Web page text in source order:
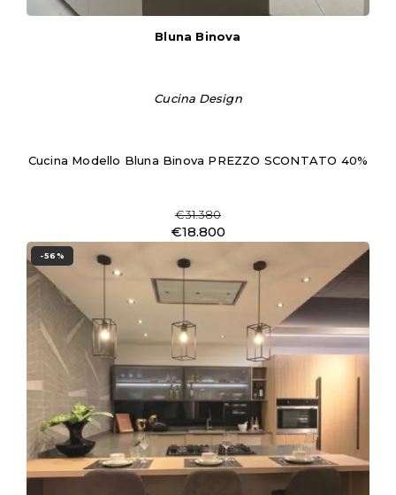
Bluna Binova
Cucina Design
Cucina Modello Bluna Binova PREZZO SCONTATO 40%
€31.380
€18.800
-56%